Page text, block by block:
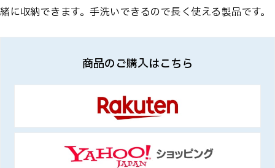
緒に収納できます。手洗いできるので長く使える製品です。
商品のご購入はこちら